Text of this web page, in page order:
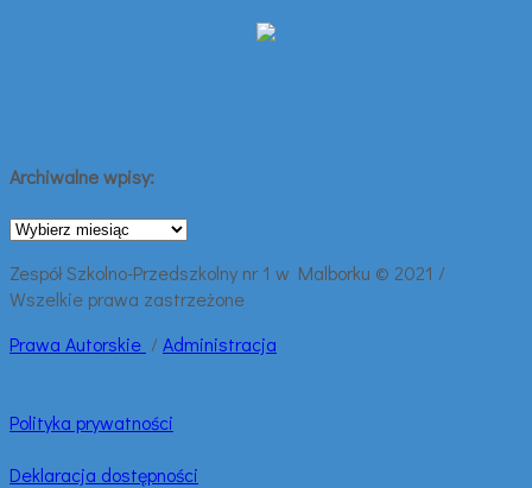
Archiwalne wpisy:
Archiwalne
Zespół Szkolno-Przedszkolny nr 1 w Malborku © 2021 /
Wszelkie prawa zastrzeżone
Prawa Autorskie /Administracja
Polityka prywatności
Deklaracja dostępności